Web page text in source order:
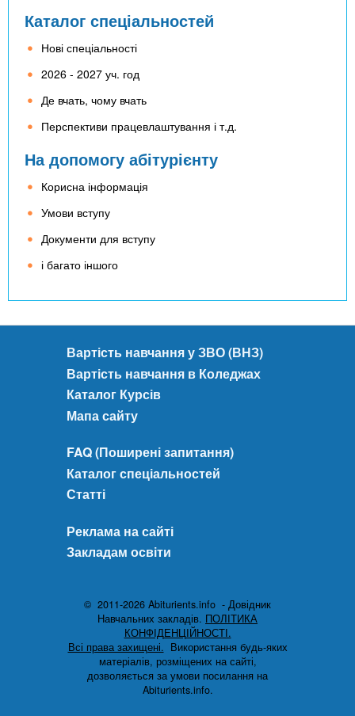
Каталог спеціальностей
Нові спеціальності
2026 - 2027 уч. год
Де вчать, чому вчать
Перспективи працевлаштування і т.д.
На допомогу абітурієнту
Корисна інформація
Умови вступу
Документи для вступу
і багато іншого
Вартість навчання у ЗВО (ВНЗ)
Вартість навчання в Коледжах
Каталог Курсів
Мапа сайту
FAQ (Поширені запитання)
Каталог спеціальностей
Статті
Реклама на сайті
Закладам освіти
© 2011-2026 Abiturients.info - Довідник
Навчальних закладів. ПОЛІТИКА
КОНФІДЕНЦІЙНОСТІ.
Всі права захищені. Використання будь-яких
матеріалів, розміщених на сайті,
дозволяється за умови посилання на
Abiturients.info.